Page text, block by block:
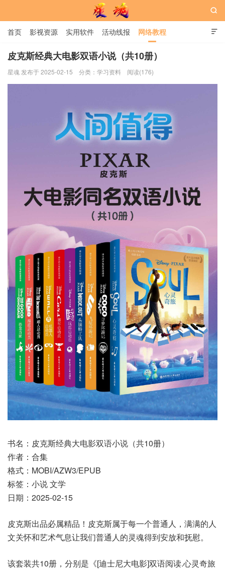
星魂网

首页 影视资源 实用软件 活动线报 网络教程
用户中心 书籍 娱乐

皮克斯经典大电影双语小说（共10册）
星魂 发布于 2025-02-15 分类： 学习资料 阅读(176)
书名：皮克斯经典大电影双语小说（共10册）
作者：合集
格式：MOBI/AZW3/EPUB
标签：小说 文学
日期：2025-02-15
皮克斯出品必属精品！皮克斯属于每一个普通人，满满的人
文关怀和艺术气息让我们普通人的灵魂得到安放和抚慰。
该套装共10册，分别是《[迪士尼大电影]双语阅读.心灵奇旅